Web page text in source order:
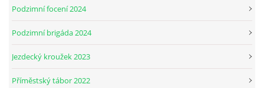
PÁTEČNÍ KROUŽEK " ŠKOLA JEZDECTVÍ " BUDE ZAHÁJEN
Podzimní focení 2024
Podzimní brigáda 2024
Jezdecký kroužek 2023
Příměstský tábor 2022